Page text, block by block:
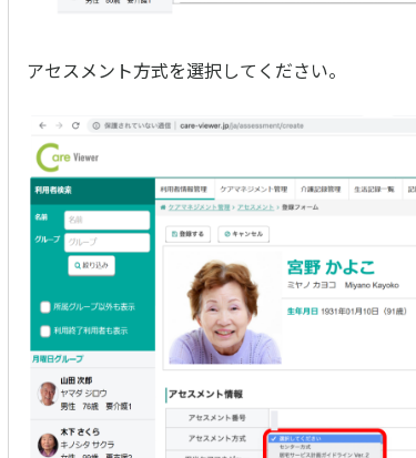
アセスメント方式を選択してください。